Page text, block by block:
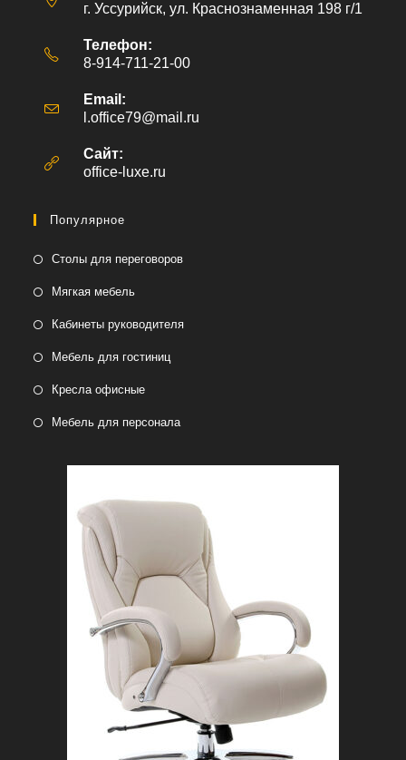
г. Уссурийск, ул. Краснознаменная 198 г/1
Телефон:
8-914-711-21-00
Email:
l.office79@mail.ru
Сайт:
office-luxe.ru
Популярное
Столы для переговоров
Мягкая мебель
Кабинеты руководителя
Мебель для гостиниц
Кресла офисные
Мебель для персонала